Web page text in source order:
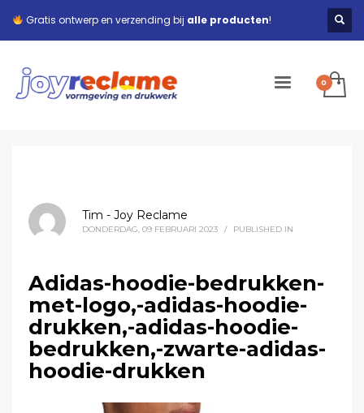
Gratis ontwerp en verzending bij alle producten!
Tim - Joy Reclame
DONDERDAG, 09 FEBRUARI 2023 / PUBLISHED IN
Adidas-hoodie-bedrukken-
met-logo,-adidas-hoodie-
drukken,-adidas-hoodie-
bedrukken,-zwarte-adidas-
hoodie-drukken